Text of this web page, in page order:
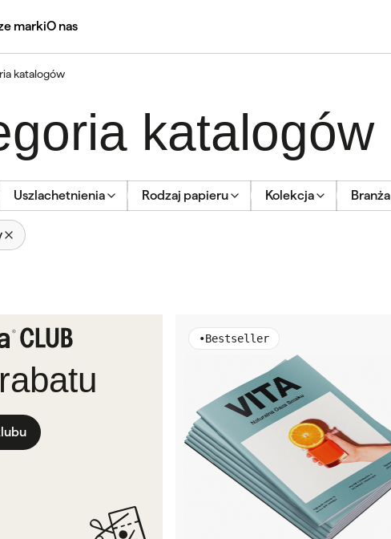
markiO nas
katalogów
katalogów
Uszlachetnienia Rodzaj papieru Kolekcja Branża
•Bestseller